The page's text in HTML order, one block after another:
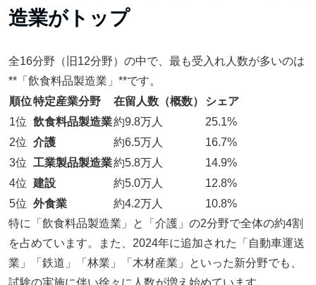
造業がトップ
全16分野（旧12分野）の中で、最も受入れ人数が多いのは
**「飲食料品製造業」**です。
順位特定産業分野 在留人数（概数）
シェア
1位 飲食料品製造業約9.8万人
25.1%
2位 介護 約6.5万人
16.7%
3位 工業製品製造業約5.8万人
14.9%
4位 建設 約5.0万人
12.8%
5位 外食業 約4.2万人
10.8%
特に「飲食料品製造業」と「介護」の2分野で全体の約4割
を占めています。また、2024年に追加された「自動車運送
業」「鉄道」「林業」「木材産業」といった新分野でも、
試験の実施に伴い徐々に人数が増え始めています。